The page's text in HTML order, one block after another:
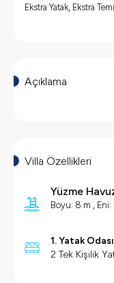
Ekstra Yatak, Ekstra
Açıklama
Villa Özellikleri
Yüzme
Boyu: 8 m , Eni:
1. Yatak Odası
2 Tek Kişilik